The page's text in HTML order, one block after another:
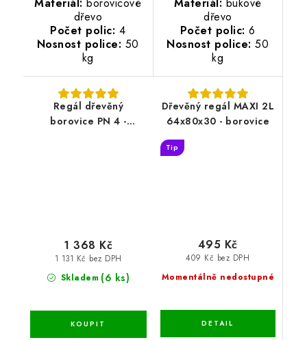
Materiál: borovicové
dřevo
Počet polic: 4
Nosnost police: 50
kg
Materiál: bukové
dřevo
Počet polic: 6
Nosnost police: 50
kg
Regál dřevěný
borovice PN 4 -
Skladem (6 ks)
1 131 Kč bez DPH
1 368 Kč
Dřevěný regál MAXI 2L
64x80x30 - borovice
Tip
Momentálně nedostupné
409 Kč bez DPH
495 Kč